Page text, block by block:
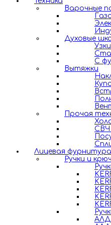
Варочные
Духовые
С
Вытяжки
Прочая
СВЧ
Лицевая фурнитура
Ручки и